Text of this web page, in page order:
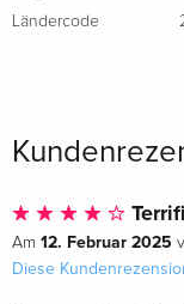
4K Ultra HD + Blu-ray
Collector's Edition,
Englisch · US Version
Ländercode
Am 12. Februar 2025
Diese